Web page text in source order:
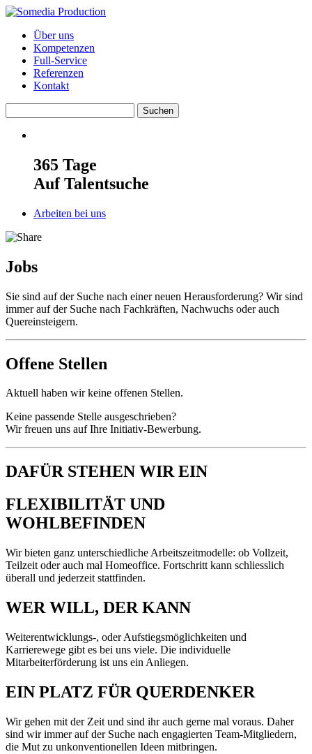
Über uns
Kompetenzen
Full-Service
Referenzen
Kontakt
365 Tage
Auf Talentsuche
Arbeiten bei uns
Jobs
Sie sind auf der Suche nach einer neuen Herausforderung? Wir sind
immer auf der Suche nach Fachkräften, Nachwuchs oder auch
Quereinsteigern.
Offene Stellen
Aktuell haben wir keine offenen Stellen.
Keine passende Stelle ausgeschrieben?
Wir freuen uns auf Ihre Initiativ-Bewerbung.
DAFÜR STEHEN WIR EIN
FLEXIBILITÄT UND
WOHLBEFINDEN
Wir bieten ganz unterschiedliche Arbeitszeitmodelle: ob Vollzeit,
Teilzeit oder auch mal Homeoffice. Fortschritt kann schliesslich
überall und jederzeit stattfinden.
WER WILL, DER KANN
Weiterentwicklungs-, oder Aufstiegsmöglichkeiten und
Karrierewege gibt es bei uns viele. Die individuelle
Mitarbeiterförderung ist uns ein Anliegen.
EIN PLATZ FÜR QUERDENKER
Wir gehen mit der Zeit und sind ihr auch gerne mal voraus. Daher
sind wir immer auf der Suche nach engagierten Team-Mitgliedern,
die Mut zu unkonventionellen Ideen mitbringen.